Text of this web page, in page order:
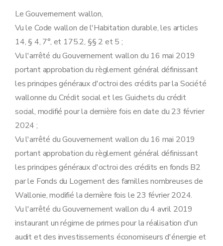
Le Gouvernement wallon,
Vu le Code wallon de l'Habitation durable, les articles
14, § 4, 7°, et 175.2, §§ 2 et 5 ;
Vu l'arrêté du Gouvernement wallon du 16 mai 2019
portant approbation du règlement général définissant
les principes généraux d'octroi des crédits par la Société
wallonne du Crédit social et les Guichets du crédit
social, modifié pour la dernière fois en date du 23 février
2024 ;
Vu l'arrêté du Gouvernement wallon du 16 mai 2019
portant approbation du règlement général définissant
les principes généraux d'octroi des crédits en fonds B2
par le Fonds du Logement des familles nombreuses de
Wallonie, modifié la dernière fois le 23 février 2024.
Vu l'arrêté du Gouvernement wallon du 4 avril 2019
instaurant un régime de primes pour la réalisation d'un
audit et des investissements économiseurs d'énergie et